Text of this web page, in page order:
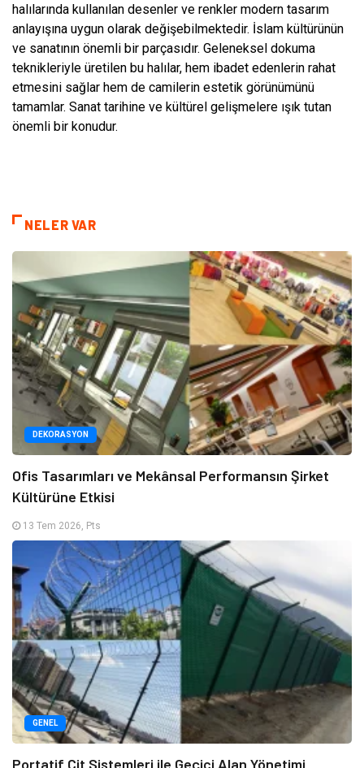
halılarında kullanılan desenler ve renkler modern tasarım
anlayışına uygun olarak değişebilmektedir. İslam kültürünün
ve sanatının önemli bir parçasıdır. Geleneksel dokuma
teknikleriyle üretilen bu halılar, hem ibadet edenlerin rahat
etmesini sağlar hem de camilerin estetik görünümünü
tamamlar. Sanat tarihine ve kültürel gelişmelere ışık tutan
önemli bir konudur.
NELER VAR
DEKORASYON
Ofis Tasarımları ve Mekânsal Performansın Şirket
Kültürüne Etkisi
13 Tem 2026, Pts
GENEL
Portatif Çit Sistemleri ile Geçici Alan Yönetimi